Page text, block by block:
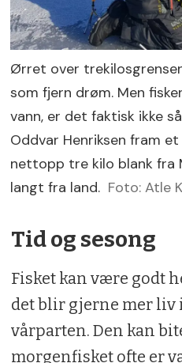
Ørret over
som fjern drøm. Men
vann, er det faktisk ikke
Oddvar Henriksen fram
nettopp tre kilo blank fra
langt fra land. Foto: Atle
Tid og sesong
Fisket kan være godt
det blir gjerne mer liv
vårparten. Den kan
morgenfisket ofte er